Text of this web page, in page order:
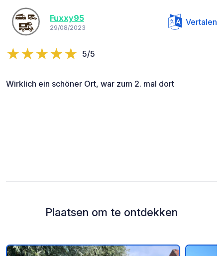
Fuxxy95
29/08/2023
Vertalen
5/5
Wirklich ein schöner Ort, war zum 2. mal dort
Plaatsen om te ontdekken